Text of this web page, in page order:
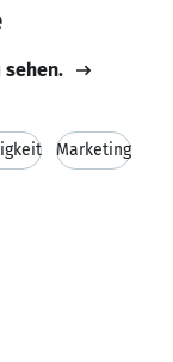
sehen.
Marketing